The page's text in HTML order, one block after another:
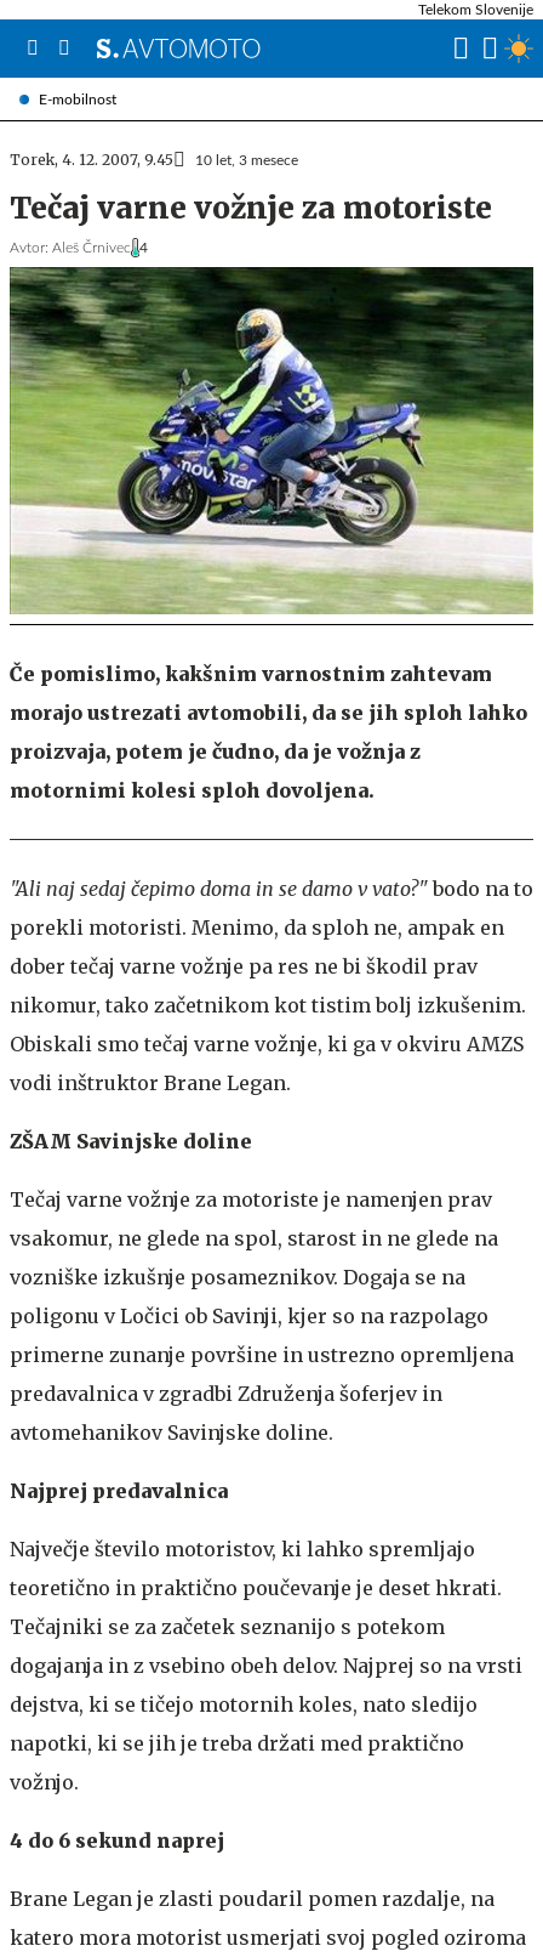
E-mobilnost
Telekom Slovenije
Torek, 4. 12. 2007, 9.45 10 let, 3 mesece
Tečaj varne vožnje za motoriste
Avtor: Aleš Črnivec 4
Če pomislimo, kakšnim varnostnim zahtevam
morajo ustrezati avtomobili, da se jih sploh lahko
proizvaja, potem je čudno, da je vožnja z
motornimi kolesi sploh dovoljena.
"Ali naj sedaj čepimo doma in se damo v vato?"bodo na to
porekli motoristi. Menimo, da sploh ne, ampak en
dober tečaj varne vožnje pa res ne bi škodil prav
nikomur, tako začetnikom kot tistim bolj izkušenim.
Obiskali smo tečaj varne vožnje, ki ga v okviru AMZS
vodi inštruktor Brane Legan.
ZŠAM Savinjske doline
Tečaj varne vožnje za motoriste je namenjen prav
vsakomur, ne glede na spol, starost in ne glede na
vozniške izkušnje posameznikov. Dogaja se na
poligonu v Ločici ob Savinji, kjer so na razpolago
primerne zunanje površine in ustrezno opremljena
predavalnica v zgradbi Združenja šoferjev in
avtomehanikov Savinjske doline.
Najprej predavalnica
Največje število motoristov, ki lahko spremljajo
teoretično in praktično poučevanje je deset hkrati.
Tečajniki se za začetek seznanijo s potekom
dogajanja in z vsebino obeh delov. Najprej so na vrsti
dejstva, ki se tičejo motornih koles, nato sledijo
napotki, ki se jih je treba držati med praktično
vožnjo.
4 do 6 sekund naprej
Brane Legan je zlasti poudaril pomen razdalje, na
katero mora motorist usmerjati svoj pogled oziroma